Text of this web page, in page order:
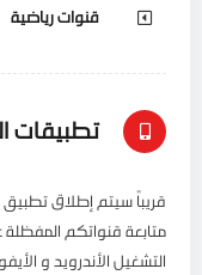
قنوات رياضية
تطبيقات
قريباً سيتم إطلاق تطبيق
متابعة قنواتكم
التشغيل الأندرويد و